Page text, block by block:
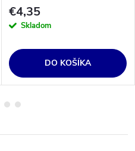
€4,35
Skladom
DO KOŠÍKA